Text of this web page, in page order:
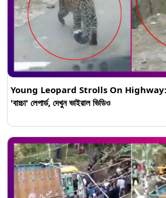
Young Leopard Strolls On Highway:
'বাচ্চা' লেপার্ড, দেখুন ভাইরাল ভিডিও